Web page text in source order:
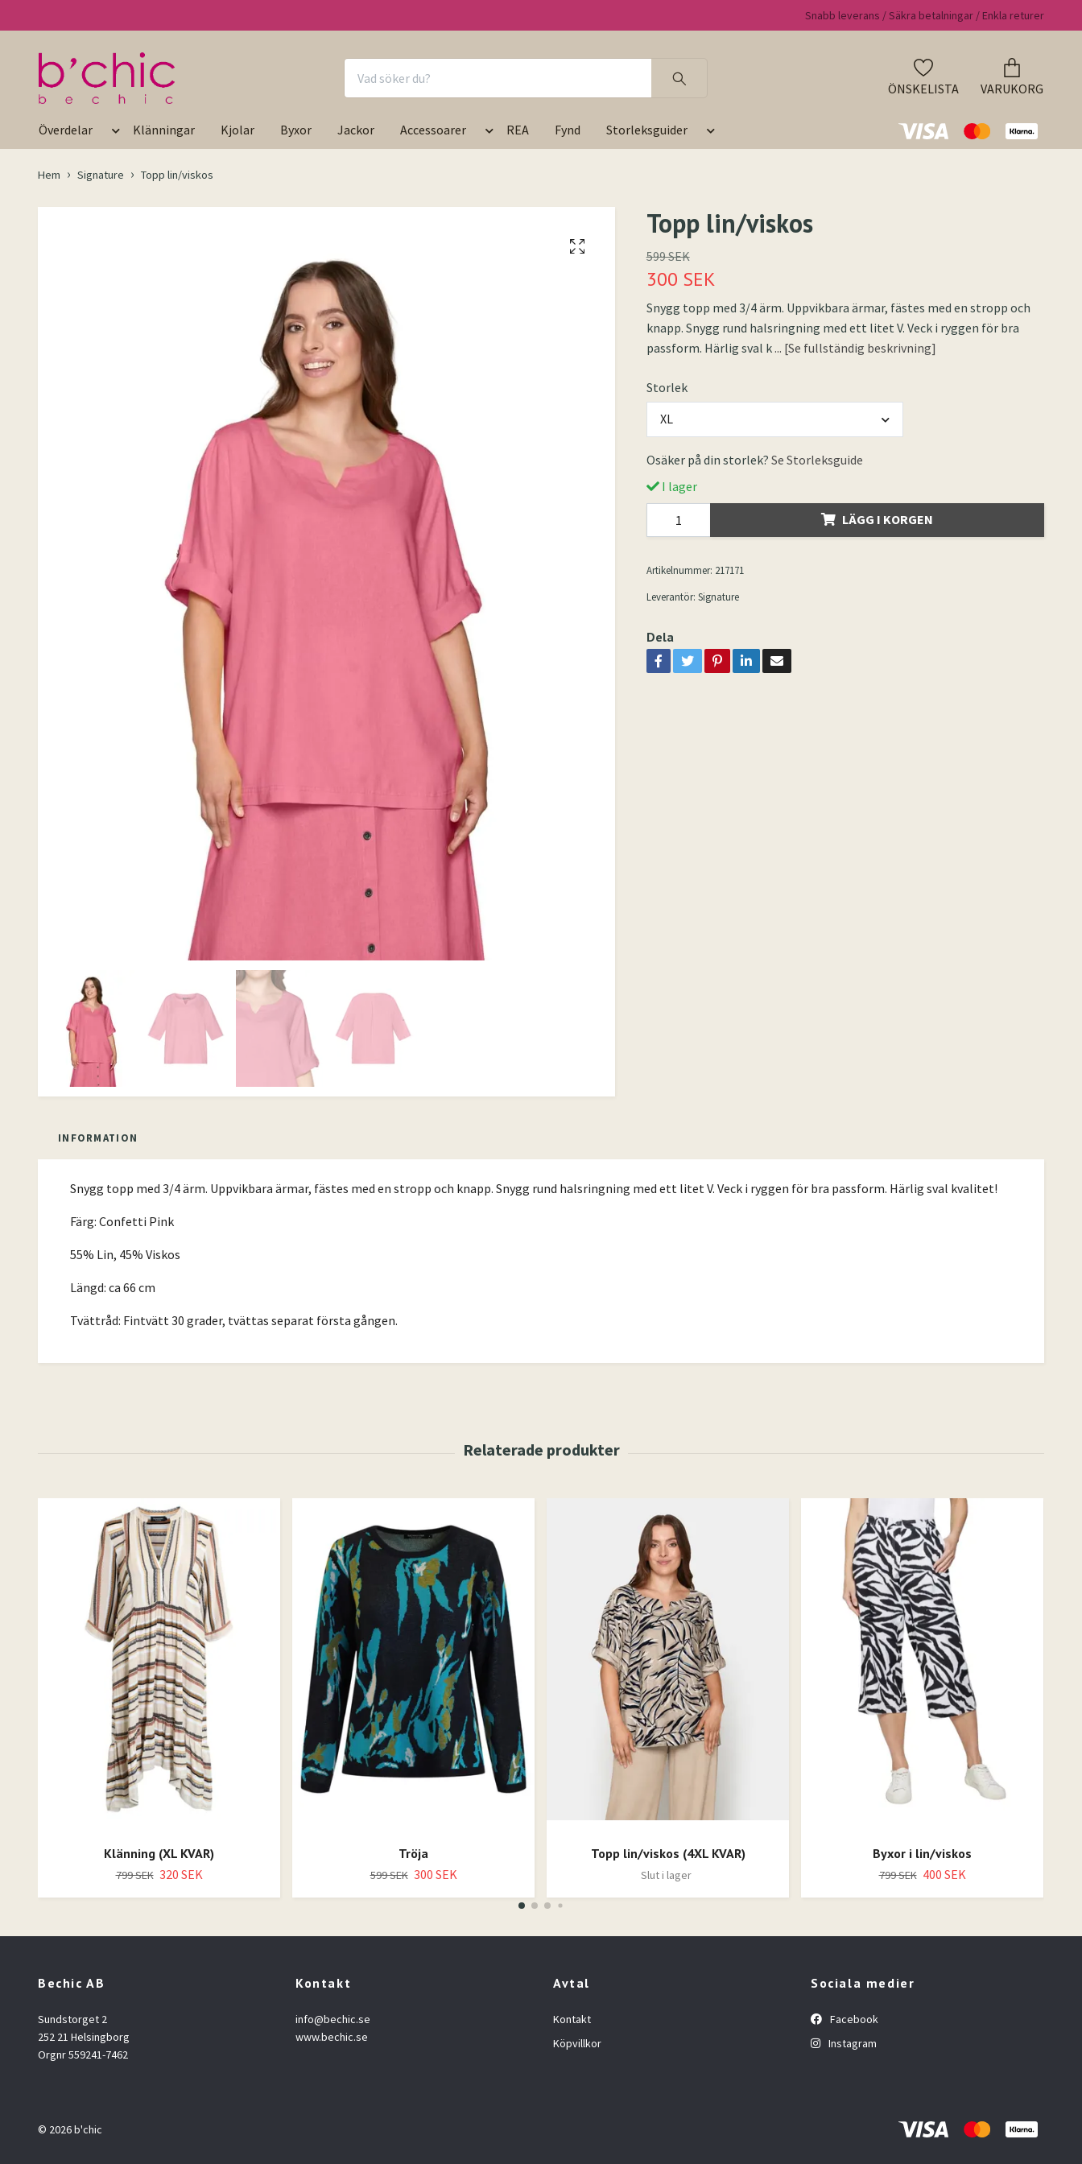
Snabb leverans / Säkra betalningar / Enkla returer
ÖNSKELISTA VARUKORG
Överdelar Klänningar Kjolar Byxor Jackor Accessoarer REA Fynd Storleksguider
Hem Signature Topp lin/viskos
Topp lin/viskos
599 SEK
300 SEK
Snygg topp med 3/4 ärm. Uppvikbara ärmar, fästes med en stropp och
knapp. Snygg rund halsringning med ett litet V. Veck i ryggen för bra
passform. Härlig sval k ... [Se fullständig beskrivning]
Storlek
XL
Osäker på din storlek? Se Storleksguide
I lager
LÄGG I KORGEN
Artikelnummer: 217171
Leverantör: Signature
Dela
INFORMATION
Snygg topp med 3/4 ärm. Uppvikbara ärmar, fästes med en stropp och knapp. Snygg rund halsringning med ett litet V. Veck i ryggen för bra passform. Härlig sval kvalitet!
Färg: Confetti Pink
55% Lin, 45% Viskos
Längd: ca 66 cm
Tvättråd: Fintvätt 30 grader, tvättas separat första gången.
Klänning (XL KVAR)
799 SEK 320 SEK
Tröja
599 SEK 300 SEK
Topp lin/viskos (4XL KVAR)
Slut i lager
Byxor i lin/viskos
799 SEK 400 SEK
Bechic AB
Sundstorget 2
252 21 Helsingborg
Orgnr 559241-7462
Kontakt
info@bechic.se
www.bechic.se
Avtal
Kontakt
Köpvillkor
Sociala medier
Facebook
Instagram
© 2026 b'chic